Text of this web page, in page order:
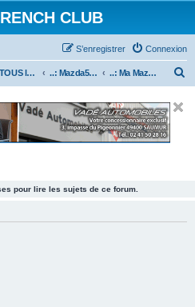
CLUB
Connexion
S’enregistrer
..: TOUS les Véhicules MAZDA :.. ..: Mazda5 :.. ..: Ma Mazda5 :..
e
pour lire les sujets de ce forum.